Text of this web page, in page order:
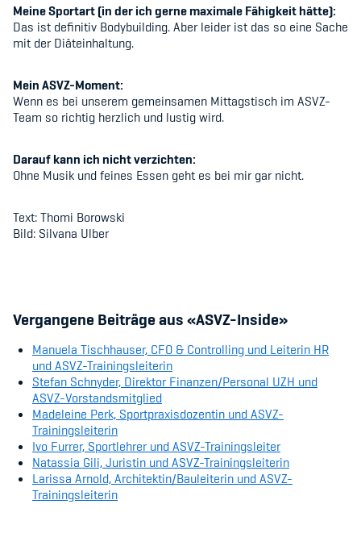
Organisation
Team
Offene Stellen
Mitgliedervereine
Sponsoren und Partner
Meine Sportart (in der ich gerne maximale Fähigkeit hätte):
Das ist definitiv Bodybuilding. Aber leider ist das so eine Sache
mit der Diäteinhaltung.
Mein ASVZ-Moment:
Wenn es bei unserem gemeinsamen Mittagstisch im ASVZ-
Team so richtig herzlich und lustig wird.
Darauf kann ich nicht verzichten:
Ohne Musik und feines Essen geht es bei mir gar nicht.
Text: Thomi Borowski
Bild: Silvana Ulber
Vergangene Beiträge aus «ASVZ-Inside»
Manuela Tischhauser, CFO & Controlling und Leiterin HR
und ASVZ-Trainingsleiterin
Stefan Schnyder, Direktor Finanzen/Personal UZH und
ASVZ-Vorstandsmitglied
Madeleine Perk, Sportpraxisdozentin und ASVZ-
Trainingsleiterin
Ivo Furrer, Sportlehrer und ASVZ-Trainingsleiter
Natassia Gili, Juristin und ASVZ-Trainingsleiterin
Larissa Arnold, Architektin/Bauleiterin und ASVZ-
Trainingsleiterin